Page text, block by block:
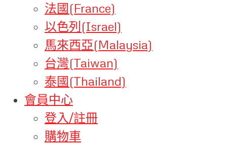
法國(France)
以色列(Israel)
馬來西亞(Malaysia)
台灣(Taiwan)
泰國(Thailand)
會員中心
登入/註冊
購物車